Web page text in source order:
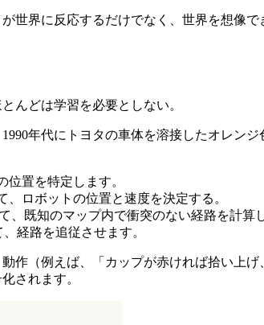
世界に反応するだけでなく、世界を想像で
んどは学習を必要としない。
年代にトヨタの車体を溶接したオレンジ
置を特定します。
ロボットの位置と速度を決定する。
既知のマップ内で衝突のない経路を計算
経路を追従させます。
作（例えば、「カップが赤ければ拾い上
されます。